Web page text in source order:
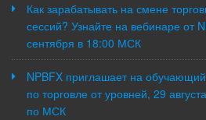
Как зарабатывать на смене
сессий? Узнайте на вебинаре от
сентября в 18:00 МСК
NPBFX приглашает на
по торговле от уровней, 29
по МСК